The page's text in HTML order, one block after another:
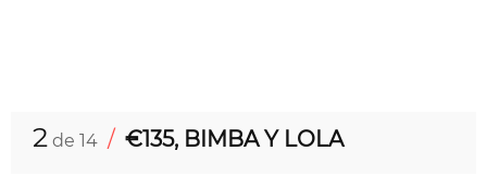
2 de 14 / €135, BIMBA Y LOLA